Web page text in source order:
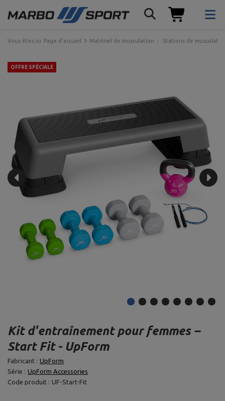
Vous êtes ici Page d'accueil Matériel de musculation Stations de
OFFRE SPÉCIALE
Kit d'entraînement pour femmes –
Start Fit - UpForm
Fabricant : UpForm
Série : UpForm Accessories
Code produit : UF-Start-Fit